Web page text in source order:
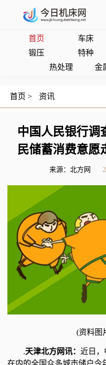
首页 车床
锻压
特种
热处理
金
首页 > 资讯
中国人民银行调
民储蓄消费意愿
来源：北方网
(资料图
.天津北方网讯： 近日，
在内的全国众多城市储户今